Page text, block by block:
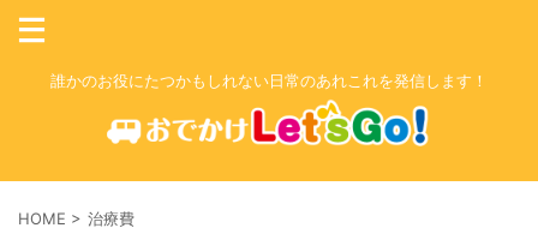
誰かのお役にたつかもしれない日常のあれこれを発信します！
HOME > 治療費